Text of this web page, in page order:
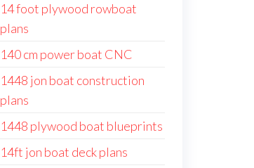
14 foot plywood rowboat
plans
140 cm power boat CNC
1448 jon boat construction
plans
1448 plywood boat blueprints
14ft jon boat deck plans